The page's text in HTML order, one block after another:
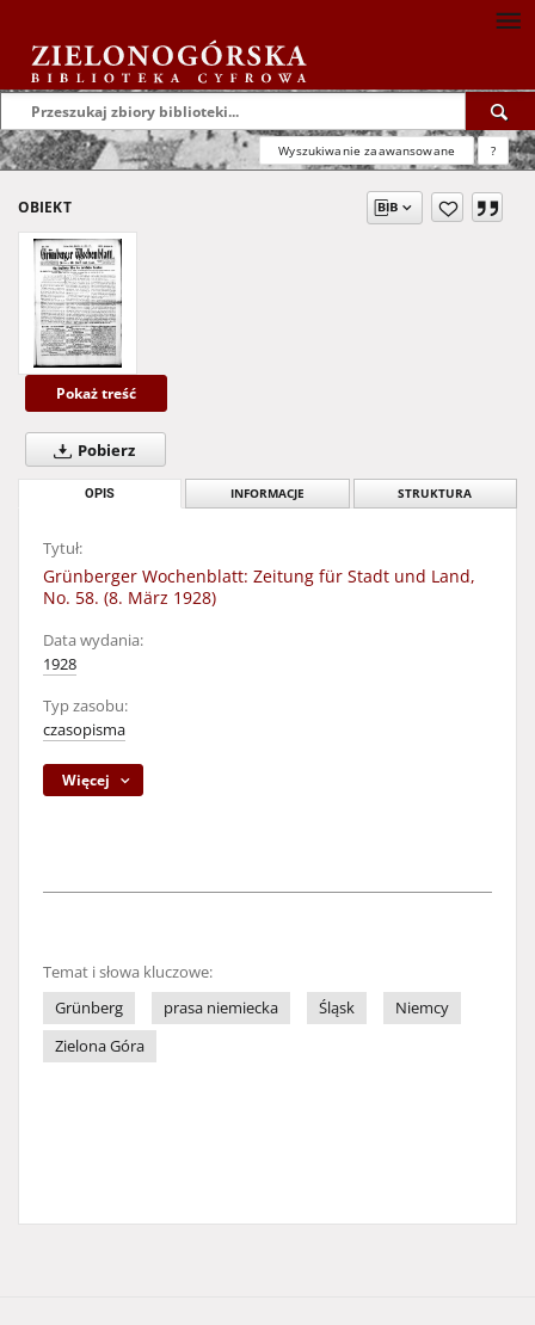
Wyszukiwanie zaawansowane ?
OBIEKT
Pokaż treść
Pobierz
OPIS INFORMACJE STRUKTURA
Tytuł:
Grünberger Wochenblatt: Zeitung für Stadt und Land,
No. 58. (8. März 1928)
Data wydania:
1928
Typ zasobu:
czasopisma
Więcej
Temat i słowa kluczowe:
Grünberg
prasa niemiecka Śląsk
Niemcy
Zielona Góra